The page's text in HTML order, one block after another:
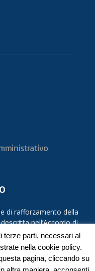
di rafforzamento della
nell’Accordo di
i piani di rafforzamento
la risposta alle criticità
del 2012 dalla
terze parti, necessari al
nella cookie policy.
pagina, cliccando su